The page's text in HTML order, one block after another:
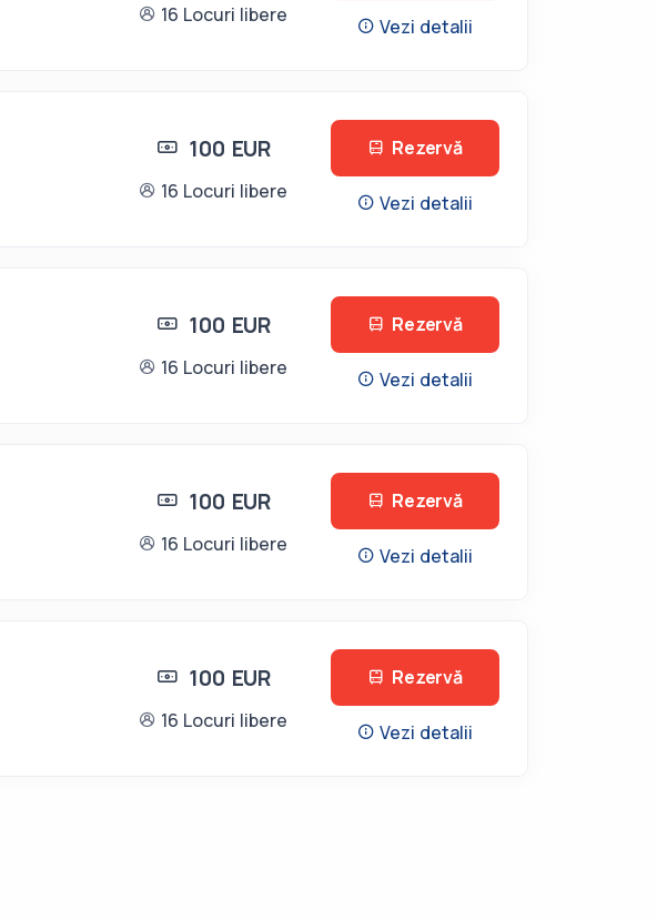
16 Locuri libere Vezi detalii
100 EUR
16 Locuri libere
Rezervă
Vezi detalii
100 EUR
16 Locuri libere
Rezervă
Vezi detalii
100 EUR
16 Locuri libere
Rezervă
Vezi detalii
100 EUR
16 Locuri libere
Rezervă
Vezi detalii